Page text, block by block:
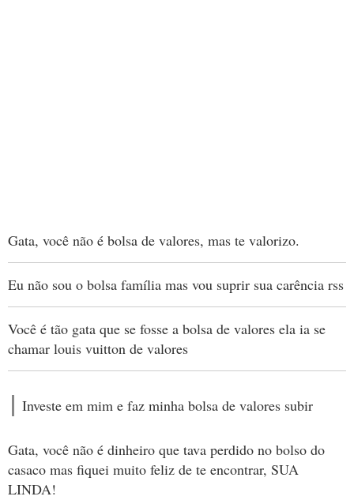
Gata, você não é bolsa de valores, mas te valorizo.
Eu não sou o bolsa família mas vou suprir sua carência rss
Você é tão gata que se fosse a bolsa de valores ela ia se
chamar louis vuitton de valores
Investe em mim e faz minha bolsa de valores subir
Gata, você não é dinheiro que tava perdido no bolso do
casaco mas fiquei muito feliz de te encontrar, SUA
LINDA!